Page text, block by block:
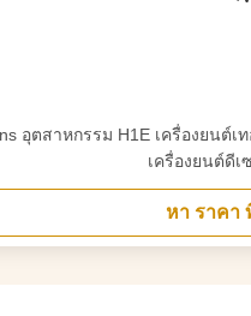
เครื่องยนต์ดีเ
หา ราคา